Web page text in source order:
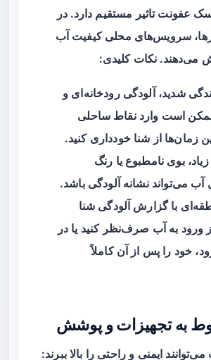
عفونت تاثیر مستقیم دارد. در
سرویس‌های محلی کیفیت آب
می‌دهند. نکات کلیدی:
شدید، آلودگی رودخانه‌ای و
است وارد نقاط ساحلی
زمان‌ها از شنا خودداری کنید.
بوی نامطبوع یا رنگ
می‌تواند نشانه آلودگی باشد.
با گزارش آلودگی شنا
ورود به آب صرف‌نظر کنید یا در
خود را پس از آن کاملاً
به تجهیزات و پوشش
ایمنی و راحتی را بالا ببرند: